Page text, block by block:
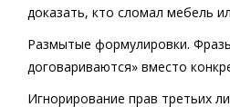
доказать, кто сломал мебель
Размытые формулировки.
договариваются» вместо
Игнорирование прав третьих